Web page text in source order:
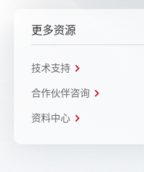
更多资源
技术支持
合作伙伴咨询
资料中心